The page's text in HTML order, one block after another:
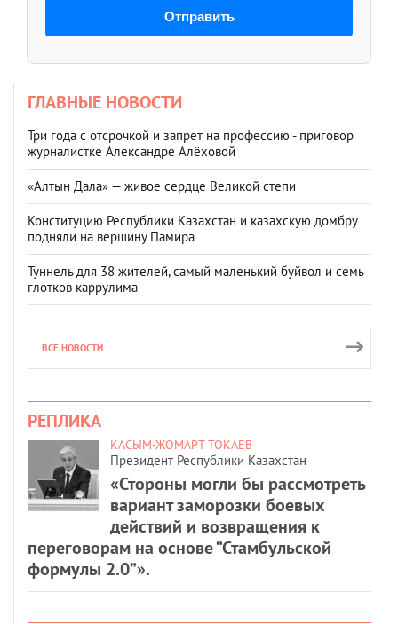
Отправить
ГЛАВНЫЕ НОВОСТИ
Три года с отсрочкой и запрет на профессию - приговор
журналистке Александре Алёховой
«Алтын Дала» — живое сердце Великой степи
Конституцию Республики Казахстан и казахскую домбру
подняли на вершину Памира
Туннель для 38 жителей, самый маленький буйвол и семь
глотков каррулима
ВСЕ НОВОСТИ
РЕПЛИКА
КАСЫМ-ЖОМАРТ ТОКАЕВ
Президент Республики Казахстан
«Стороны могли бы рассмотреть
вариант заморозки боевых
действий и возвращения к
переговорам на основе “Стамбульской
формулы 2.0”».